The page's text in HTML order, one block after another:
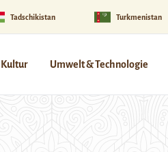
Tadschikistan Turkmenistan
Kultur Umwelt & Technologie